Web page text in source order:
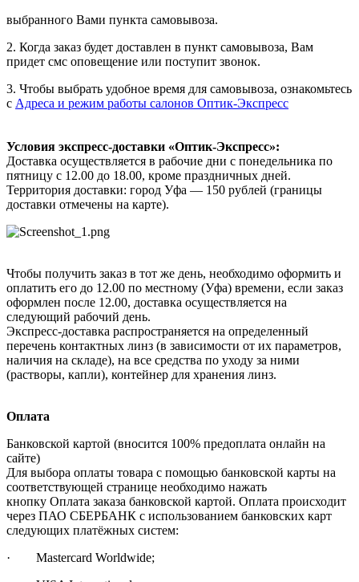
выбранного Вами пункта самовывоза.
2. Когда заказ будет доставлен в пункт самовывоза, Вам
придет смс оповещение или поступит звонок.
3. Чтобы выбрать удобное время для самовывоза, ознакомьтесь
с Адреса и режим работы салонов Оптик-Экспресс
Условия экспресс-доставки «Оптик-Экспресс»:
Доставка осуществляется в рабочие дни с понедельника по
пятницу с 12.00 до 18.00, кроме праздничных дней.
Территория доставки: город Уфа — 150 рублей (границы
доставки отмечены на карте).
Чтобы получить заказ в тот же день, необходимо оформить и
оплатить его до 12.00 по местному (Уфа) времени, если заказ
оформлен после 12.00, доставка осуществляется на
следующий рабочий день.
Экспресс-доставка распространяется на определенный
перечень контактных линз (в зависимости от их параметров,
наличия на складе), на все средства по уходу за ними
(растворы, капли), контейнер для хранения линз.
Оплата
Банковской картой (вносится 100% предоплата онлайн на
сайте)
Для выбора оплаты товара с помощью банковской карты на
соответствующей странице необходимо нажать
кнопку Оплата заказа банковской картой. Оплата происходит
через ПАО СБЕРБАНК с использованием банковских карт
следующих платёжных систем:
· Mastercard Worldwide;